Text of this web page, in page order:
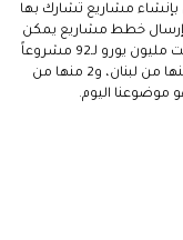
بإنشاء مشاريع تشارك بها
إرسال خطط مشاريع يمكن
أن تخدم المصلحة العامة بتمويل منها. وقد خصّصت مليون يورو لـ92 مشروعاً
جامعياً انتقَتها من أصل 2000 اقتراح مشروع، 4 منها من لبنان، و2 منها من